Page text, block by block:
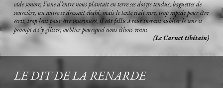
vide sonore, l’une d’entre nous plantait en terre ses doigts tendus, baguettes de
sourcière, un autre se dressait ébahi, mais le texte était rare, trop rapide pour être
écrit, trop lent pour être murmuré, il eût fallu à tout instant oublier le sens si
prompt à s’y glisser, oublier pourquoi nous étions venus
(Le Carnet tibétain)
LE DIT DE LA RENARDE